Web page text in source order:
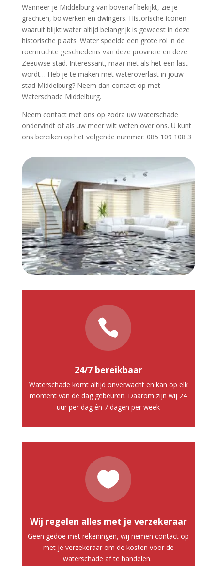
Wanneer je Middelburg van bovenaf bekijkt, zie je
grachten, bolwerken en dwingers. Historische iconen
waaruit blijkt water altijd belangrijk is geweest in deze
historische plaats. Water speelde een grote rol in de
roemruchte geschiedenis van deze provincie en deze
Zeeuwse stad. Interessant, maar niet als het een last
wordt… Heb je te maken met wateroverlast in jouw
stad Middelburg? Neem dan contact op met
Waterschade Middelburg.
Neem contact met ons op zodra uw waterschade
ondervindt of als uw meer wilt weten over ons. U kunt
ons bereiken op het volgende nummer: 085 109 108 3

24/7 bereikbaar
Waterschade komt altijd onverwacht en kan op elk
moment van de dag gebeuren. Daarom zijn wij 24
uur per dag én 7 dagen per week

Wij regelen alles met je verzekeraar
Geen gedoe met rekeningen, wij nemen contact op
met je verzekeraar om de kosten voor de
waterschade af te handelen.